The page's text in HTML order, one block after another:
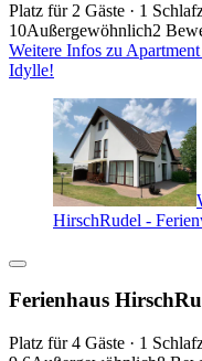
Platz für 2 Gäste · 1
10Außergewöhnlich2
Weitere Infos zu
Idylle!
HirschRudel -
Ferienhaus
Platz für 4 Gäste · 1